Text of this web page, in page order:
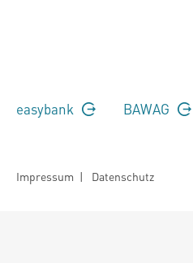
easybank BAWAG
Impressum | Datenschutz